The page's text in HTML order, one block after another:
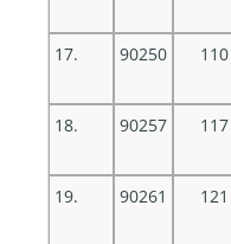
17.
90250 110
18.
90257 117
19. 90261 121